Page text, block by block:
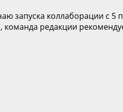
запуска коллаборации с 5
редакции